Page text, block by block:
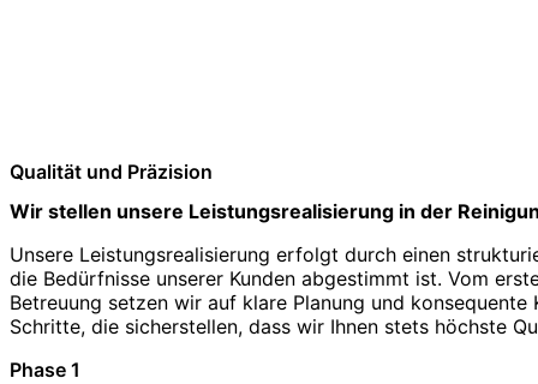
Qualität und Präzision
Wir stellen unsere Leistungsrealisierung in der
Unsere Leistungsrealisierung erfolgt durch einen
die Bedürfnisse unserer Kunden abgestimmt ist. Vom
Betreuung setzen wir auf klare Planung und
Schritte, die sicherstellen, dass wir Ihnen stets höchste
Phase 1